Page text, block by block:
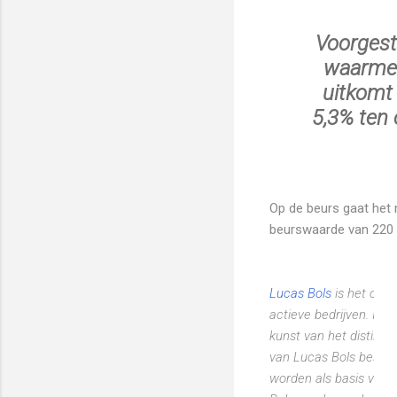
uitkomt
5,3%
Op de beurs gaat het
beurswaarde van
uit
Lucas Bolsis het
actieve bedrijven. In
kunst van het
van Lucas Bols
worden als basis